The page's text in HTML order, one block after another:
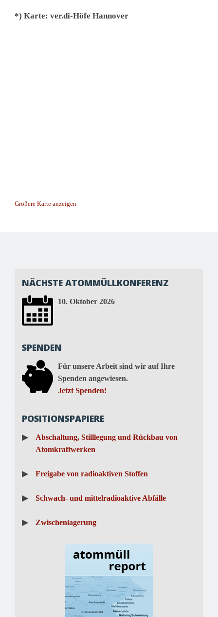
*) Karte: ver.di-Höfe Hannover
Größere Karte anzeigen
NÄCHSTE ATOMMÜLLKONFERENZ
10. Oktober 2026
SPENDEN
Für unsere Arbeit sind wir auf Ihre
Spenden angewiesen.
Jetzt Spenden!
POSITIONSPAPIERE
▶
Abschaltung, Stilllegung und Rückbau von
Atomkraftwerken
▶ Freigabe von radioaktiven Stoffen
▶ Schwach- und mittelradioaktive Abfälle
▶ Zwischenlagerung